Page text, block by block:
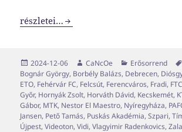
NB1-es erősorrend 2024-2025 #6
részletei…
Közzétéve
2024-12-06 Szerző
CaNcOe Kategória
Erősorrend
Bognár György, Borbély Balázs, Debrecen,
ETO, Fehérvár FC, Felcsút, Ferencváros, Fradi, FTC
Győr, Hornyák Zsolt, Horváth Dávid, Kecskemét,
Gábor, MTK, Nestor El Maestro, Nyíregyháza,
Jansen, Pető Tamás, Puskás Akadémia,Szpari,
Újpest,Videoton,Vidi,Vlagyimir Radenkovics,